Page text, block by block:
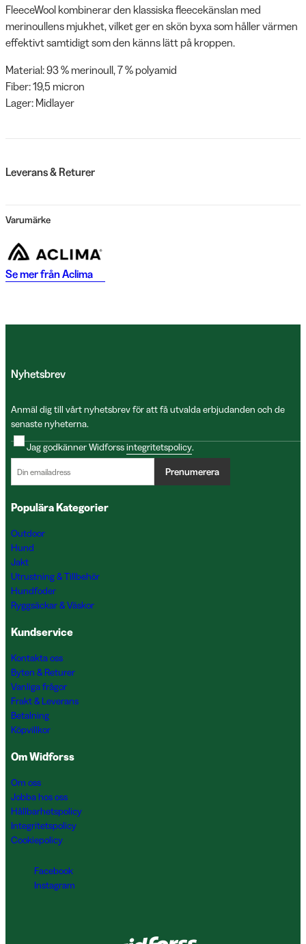
FleeceWool kombinerar den klassiska fleecekänslan med
merinoullens mjukhet, vilket ger en skön byxa som håller värmen
effektivt samtidigt som den känns lätt på kroppen.
Material: 93 % merinoull, 7 % polyamid
Fiber: 19,5 micron
Lager: Midlayer
Leverans & Returer
Varumärke
Se mer frånAclima
Nyhetsbrev
Anmäl dig till vårt nyhetsbrev för att få utvalda erbjudanden och de
senaste nyheterna.
Jag godkänner Widforssintegritetspolicy.
Prenumerera
Populära Kategorier
Outdoor
Hund
Jakt
Utrustning & Tillbehör
Hundfoder
Ryggsäckar & Väskor
Kundservice
Kontakta oss
Byten & Returer
Vanliga frågor
Frakt & Leverans
Betalning
Köpvillkor
Om Widforss
Om oss
Jobba hos oss
Hållbarhetspolicy
Integritetspolicy
Cookiepolicy
Facebook
Instagram